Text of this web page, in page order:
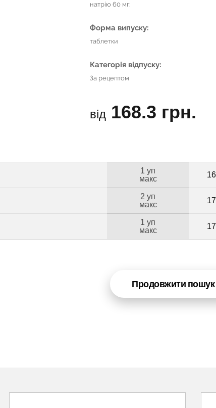
натрію 60 мг;
Форма випуску:
таблетки
Категорія відпуску:
За рецептом
від 168.3 грн.
1 уп
макс
2 уп
макс
1 уп
макс
Продовжити пошук